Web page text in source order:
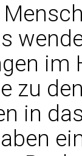
im
zu
in